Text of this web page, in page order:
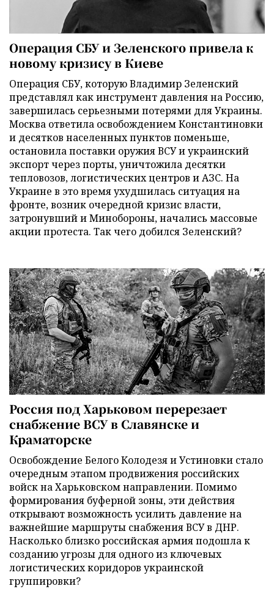
Операция СБУ и Зеленского привела к
новому кризису в Киеве
Операция СБУ, которую Владимир Зеленский
представлял как инструмент давления на Россию,
завершилась серьезными потерями для Украины.
Москва ответила освобождением Константиновки
и десятков населенных пунктов поменьше,
остановила поставки оружия ВСУ и украинский
экспорт через порты, уничтожила десятки
тепловозов, логистических центров и АЗС. На
Украине в это время ухудшилась ситуация на
фронте, возник очередной кризис власти,
затронувший и Минобороны, начались массовые
акции протеста. Так чего добился Зеленский?
Россия под Харьковом перерезает
снабжение ВСУ в Славянске и
Краматорске
Освобождение Белого Колодезя и Устиновки стало
очередным этапом продвижения российских
войск на Харьковском направлении. Помимо
формирования буферной зоны, эти действия
открывают возможность усилить давление на
важнейшие маршруты снабжения ВСУ в ДНР.
Насколько близко российская армия подошла к
созданию угрозы для одного из ключевых
логистических коридоров украинской
группировки?